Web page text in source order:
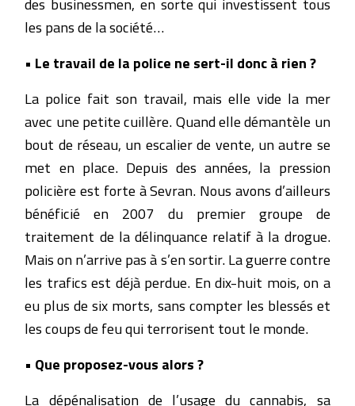
les pans de la société…
• Le travail de la police ne sert-il donc à rien ?
La police fait son travail, mais elle vide la mer
avec une petite cuillère. Quand elle démantèle un
bout de réseau, un escalier de vente, un autre se
met en place. Depuis des années, la pression
policière est forte à Sevran. Nous avons d’ailleurs
bénéficié en 2007 du premier groupe de
traitement de la délinquance relatif à la drogue.
Mais on n’arrive pas à s’en sortir. La guerre contre
les trafics est déjà perdue. En dix-huit mois, on a
eu plus de six morts, sans compter les blessés et
les coups de feu qui terrorisent tout le monde.
• Que proposez-vous alors ?
La dépénalisation de l’usage du cannabis, sa